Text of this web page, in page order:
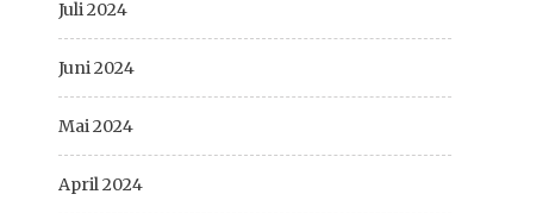
Juli 2024
Juni 2024
Mai 2024
April 2024